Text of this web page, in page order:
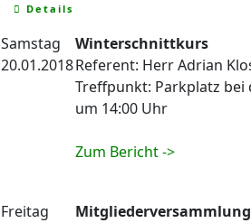
Details
Samstag
20.01.2018
Winterschnittkurs
Referent: Herr Adrian
Treffpunkt: Parkplatz bei
um 14:00 Uhr
Zum Bericht ->
Freitag
Mitgliederversammlung